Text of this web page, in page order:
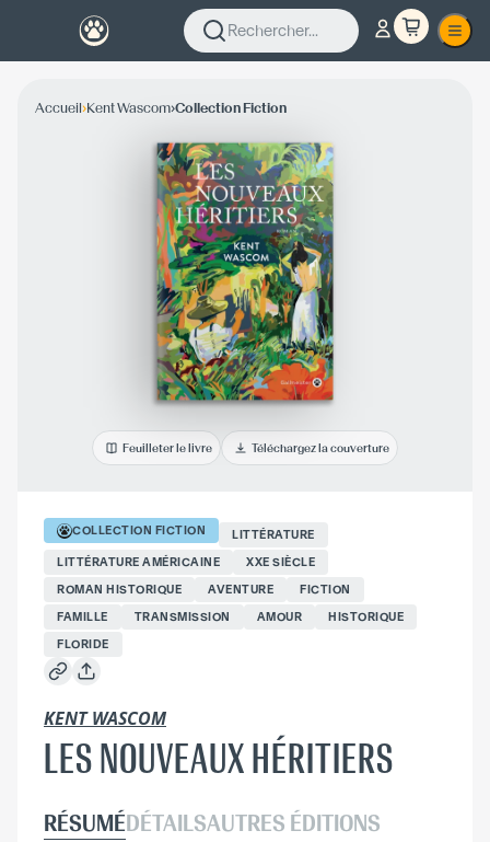
Rechercher...
Accueil›Kent Wascom›Collection Fiction
Feuilleter le livre Téléchargez la couverture
COLLECTION FICTION
LITTÉRATURE
LITTÉRATURE AMÉRICAINE
XXE SIÈCLE
ROMAN HISTORIQUE
AVENTURE
FICTION
FAMILLE
TRANSMISSION AMOUR
HISTORIQUE
FLORIDE
KENT WASCOM
LES NOUVEAUX HÉRITIERS
RÉSUMÉDÉTAILSAUTRES ÉDITIONS